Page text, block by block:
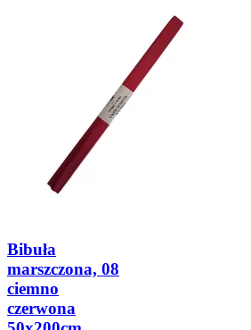
Bibuła
marszczona, 08
ciemno
czerwona